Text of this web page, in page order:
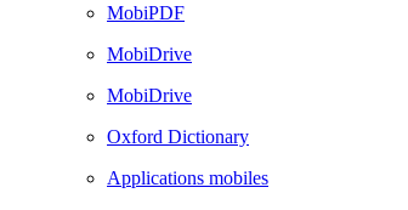
MobiPDF
MobiDrive
MobiDrive
Oxford Dictionary
Applications mobiles